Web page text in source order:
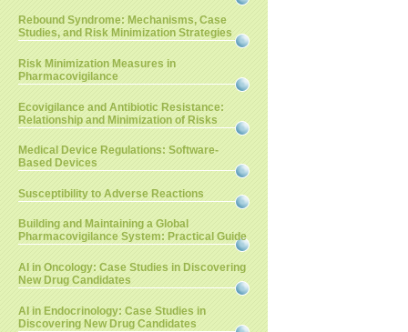
Rebound Syndrome: Mechanisms, Case
Studies, and Risk Minimization Strategies
Risk Minimization Measures in
Pharmacovigilance
Ecovigilance and Antibiotic Resistance:
Relationship and Minimization of Risks
Medical Device Regulations: Software-
Based Devices
Susceptibility to Adverse Reactions
Building and Maintaining a Global
Pharmacovigilance System: Practical Guide
AI in Oncology: Case Studies in Discovering
New Drug Candidates
AI in Endocrinology: Case Studies in
Discovering New Drug Candidates